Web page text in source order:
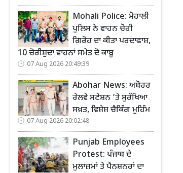
Mohali Police: ਮੋਹਾਲੀ
ਪੁਲਿਸ ਨੇ ਵਾਹਨ ਚੋਰੀ
ਗਿਰੋਹ ਦਾ ਕੀਤਾ ਪਰਦਾਫਾਸ਼,
10 ਚੋਰੀਸ਼ੁਦਾ ਵਾਹਨਾਂ ਸਮੇਤ ਦੋ ਕਾਬੂ
07 Aug 2026 20:49:39
Abohar News: ਅਬੋਹਰ
ਰੇਲਵੇ ਸਟੇਸ਼ਨ ’ਤੇ ਸੁਰੱਖਿਆ
ਸਖ਼ਤ, ਵਿਸ਼ੇਸ਼ ਚੈਕਿੰਗ ਮੁਹਿੰਮ
07 Aug 2026 20:02:48
Punjab Employees
Protest: ਪੰਜਾਬ ਦੇ
ਮੁਲਾਜ਼ਮਾਂ ਤੇ ਪੈਨਸ਼ਨਰਾਂ ਦਾ